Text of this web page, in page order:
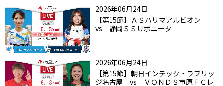
2026年06月24日
【第15節】ＡＳハリマアルビオン
vs 静岡ＳＳＵボニータ
2026年06月24日
【第15節】朝日インテック・ラブリッ
ジ名古屋 vs ＶＯＮＤＳ市原ＦＣレ